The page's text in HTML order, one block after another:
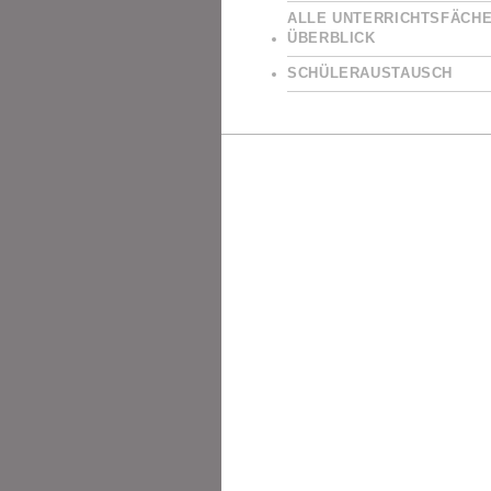
ALLE
ÜBERBLICK
SCHÜLERAUSTAUSCH